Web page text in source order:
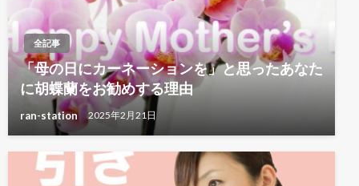
全記事
「母の日にカーネーションを」と思ったあなた
に胡蝶蘭をお勧めする理由
ran-station 2025年2月21日